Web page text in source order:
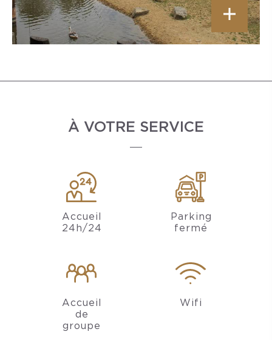
À VOTRE SERVICE
Accueil
24h/24
Parking
fermé
Accueil
de
groupe
Wifi